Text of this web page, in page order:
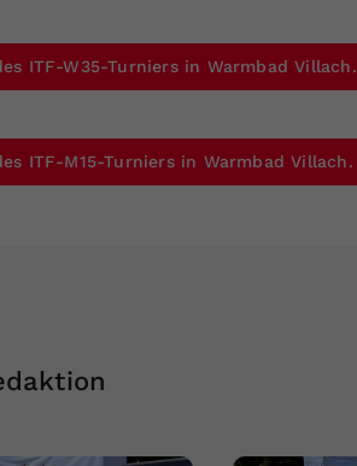
ITF-W35-Turniers in Warmbad Villach.
ITF-M15-Turniers in Warmbad Villach.